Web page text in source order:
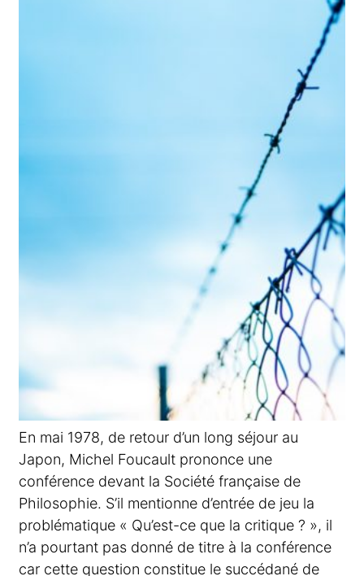
En mai 1978, de retour d’un long séjour au
Japon, Michel Foucault prononce une
conférence devant la Société française de
Philosophie. S’il mentionne d’entrée de jeu la
problématique « Qu’est-ce que la critique ? », il
n’a pourtant pas donné de titre à la conférence
car cette question constitue le succédané de